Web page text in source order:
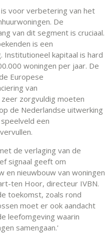
voor verbetering van het
De
van dit segment is cruciaal.
is een
Institutioneel kapitaal is hard
woningen per jaar. De
Europese
van
zorgvuldig moeten
de Nederlandse uitwerking
een
de verlaging van de
signaal geeft om
en nieuwbouw van woningen
ten Hoor, directeur IVBN.
toekomst, zoals rond
moet er ook aandacht
leefomgeving waarin
samengaan.'